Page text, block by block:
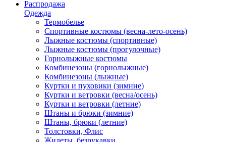
Распродажа
Одежда
Термобелье
Спортивные костюмы (весна-лето-осень)
Лыжные костюмы (спортивные)
Лыжные костюмы (прогулочные)
Горнолыжные костюмы
Комбинезоны (горнолыжные)
Комбинезоны (лыжные)
Куртки и пуховики (зимние)
Куртки и ветровки (весна/осень)
Куртки и ветровки (летние)
Штаны и брюки (зимние)
Штаны, брюки (летние)
Толстовки, Флис
Жилеты, безрукавки